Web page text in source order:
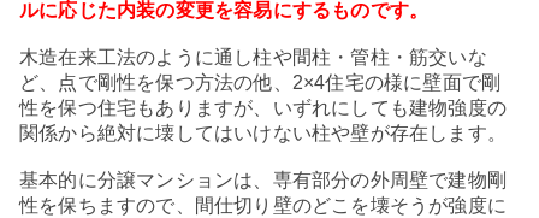
ルに応じた内装の変更を容易にするものです。
木造在来工法のように通し柱や間柱・管柱・筋交いな
ど、点で剛性を保つ方法の他、 2×4住宅の様に壁面で剛
性を保つ住宅もありますが、いずれにしても建物強度の
関係から絶対に壊してはいけない柱や壁が存在します。
基本的に分譲マンションは、専有部分の外周壁で建物剛
性を保ちますので、間仕切り壁のどこを壊そうが強度に